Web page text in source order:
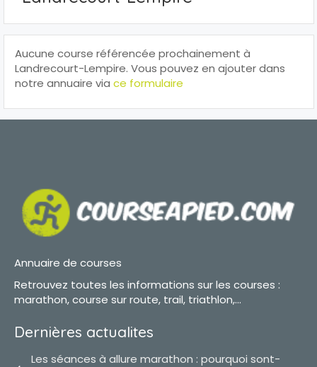
Aucune course référencée prochainement à
Landrecourt-Lempire. Vous pouvez en ajouter dans
notre annuaire via ce formulaire
Annuaire de courses
Retrouvez toutes les informations sur les courses :
marathon, course sur route, trail, triathlon,...
Dernières actualites
Les séances à allure marathon : pourquoi sont-